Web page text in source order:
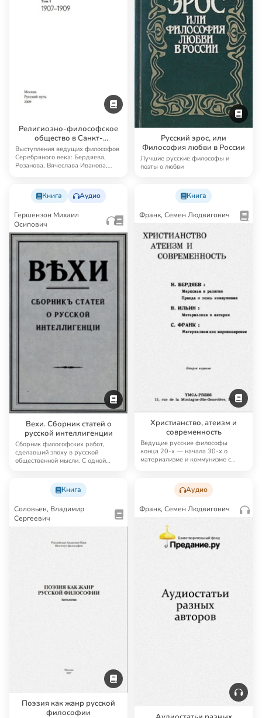
Религиозно-философское
общество в Санкт-
Петербурге (Петрограде).
История в материалах и
документах
Выступления ведущих философов
Серебряного века: Бердяева,
Розанова, Вячеслава Иванова,
Русский эрос, или
Философия любви в России
Лучшие русские философы и
поэты о любви
Книга Аудио
Гершензон Михаил
Осипович
Вехи. Сборник статей о
русской интеллигенции
Сборник философских работ,
сделавший эпоху в русской
общественной мысли. С одной
Книга
Франк, Семен Людвигович
Христианство, атеизм и
современность
Ведущие русские философы
конца 20-х — начала 30-х о
материализме и коммунизме с
Книга
Соловьев, Владимир
Сергеевич
Поэзия как жанр русской
философии
Аудио
Франк, Семен Людвигович